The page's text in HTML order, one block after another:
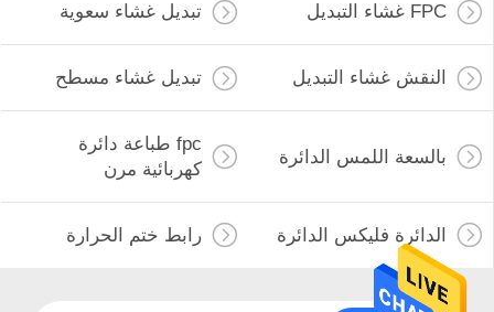
FPC غشاء التبديل تبديل غشاء سعوية
النقش غشاء التبديل تبديل غشاء مسطح
بالسعة اللمس الدائرة
fpc طباعة دائرة
كهربائية مرن
الدائرة فليكس الدائرة رابط ختم الحرارة